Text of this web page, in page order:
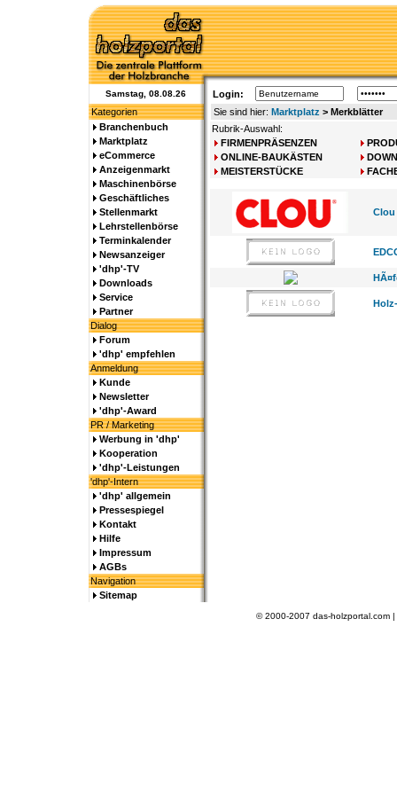
Samstag, 08.08.26
Login:
Kategorien
Sie sind hier: Marktplatz > Merkblätter
Branchenbuch
Marktplatz
eCommerce
Anzeigenmarkt
Maschinenbörse
Geschäftliches
Stellenmarkt
Lehrstellenbörse
Terminkalender
Newsanzeiger
'dhp'-TV
Downloads
Service
Partner
Dialog
Forum
'dhp' empfehlen
Anmeldung
Kunde
Newsletter
'dhp'-Award
PR / Marketing
Werbung in 'dhp'
Kooperation
'dhp'-Leistungen
'dhp'-Intern
'dhp' allgemein
Pressespiegel
Kontakt
Hilfe
Impressum
AGBs
Navigation
Sitemap
Rubrik-Auswahl:
FIRMENPRÄSENZEN
ONLINE-BAUKÄSTEN
MEISTERSTÜCKE
Clou
© 2000-2007 das-holzportal.com |